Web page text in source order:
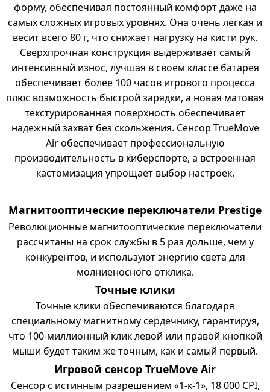
форму, обеспечивая постоянный комфорт даже на
самых сложных игровых уровнях. Она очень легкая и
весит всего 80 г, что снижает нагрузку на кисти рук.
Сверхпрочная конструкция выдерживает самый
интенсивный износ, лучшая в своем классе батарея
обеспечивает более 100 часов игрового процесса
плюс возможность быстрой зарядки, а новая матовая
текстурированная поверхность обеспечивает
надежный захват без скольжения. Сенсор TrueMove
Air обеспечивает профессиональную
производительность в киберспорте, а встроенная
кастомизация упрощает выбор настроек.
Магнитооптические переключатели Prestige
Революционные магнитооптические переключатели
рассчитаны на срок службы в 5 раз дольше, чем у
конкурентов, и используют энергию света для
молниеносного отклика.
Точные клики
Точные клики обеспечиваются благодаря
специальному магнитному сердечнику, гарантируя,
что 100-миллионный клик левой или правой кнопкой
мыши будет таким же точным, как и самый первый.
Игровой сенсор TrueMove Air
Сенсор с истинным разрешением «1-к-1», 18 000 CPI,